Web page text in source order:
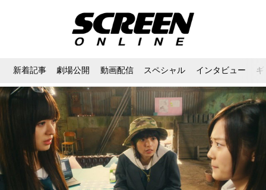
新着記事 劇場公開 動画配信 スペシャル インタビュー